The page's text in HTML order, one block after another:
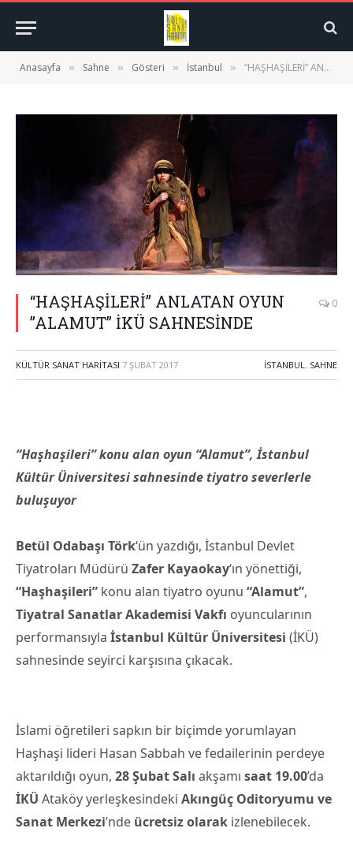
Anasayfa » Sahne » Gösteri » İstanbul » “HAŞHAŞİLERİ” ANLATAN OYUN ”ALAMUT” İKÜ SAHNESİNDE
“HAŞHAŞİLERİ” ANLATAN OYUN
”ALAMUT” İKÜ SAHNESİNDE
0
KÜLTÜR SANAT HARITASI 7 ŞUBAT 2017 İSTANBUL, SAHNE
“Haşhaşileri” konu alan oyun “Alamut”, İstanbul
Kültür Üniversitesi sahnesinde tiyatro severlerle
buluşuyor
Betül Odabaşı Törk‘ün yazdığı, İstanbul Devlet
Tiyatroları Müdürü Zafer Kayaokay‘ın yönettiği,
“Haşhaşileri” konu alan tiyatro oyunu “Alamut”,
Tiyatral Sanatlar Akademisi Vakfı oyuncularının
performansıyla İstanbul Kültür Üniversitesi (İKÜ)
sahnesinde seyirci karşısına çıkacak.
İslami öğretileri sapkın bir biçimde yorumlayan
Haşhaşi lideri Hasan Sabbah ve fedailerinin perdeye
aktarıldığı oyun, 28 Şubat Salı akşamı saat 19.00’da
İKÜ Ataköy yerleşkesindeki Akıngüç Oditoryumu ve
Sanat Merkezi’nde ücretsiz olarak izlenebilecek.